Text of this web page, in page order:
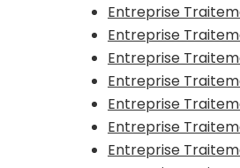
Entreprise
Entreprise
Entreprise
Entreprise
Entreprise
Entreprise
Entreprise